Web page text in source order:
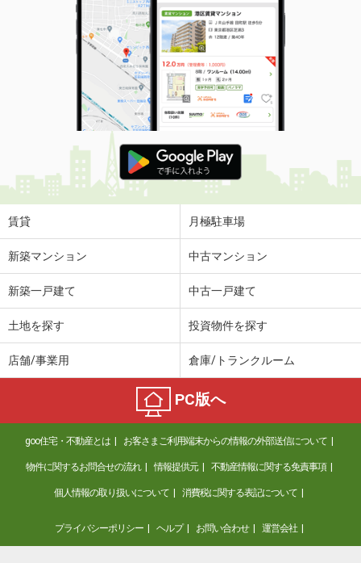
賃貸 月極駐車場
新築マンション 中古マンション
新築一戸建て 中古一戸建て
土地を探す 投資物件を探す
店舗/事業用 倉庫/トランクルーム
PC版へ
goo住宅・不動産とは お客さまご利用端末からの情報の外部送信について
物件に関するお問合せの流れ 情報提供元 不動産情報に関する免責事項
個人情報の取り扱いについて 消費税に関する表記について
プライバシーポリシー ヘルプ お問い合わせ 運営会社